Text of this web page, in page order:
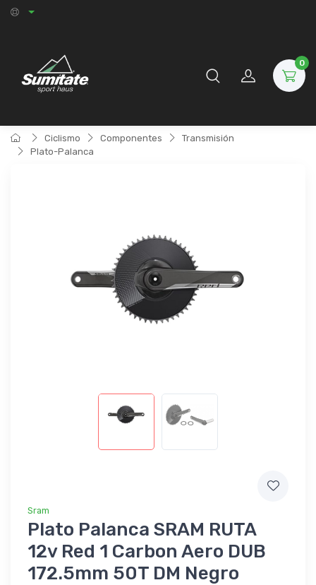
0
Ciclismo Componentes
Transmisión
Plato-Palanca
Sram
Plato Palanca SRAM RUTA
12v Red 1 Carbon Aero DUB
172.5mm 50T DM Negro